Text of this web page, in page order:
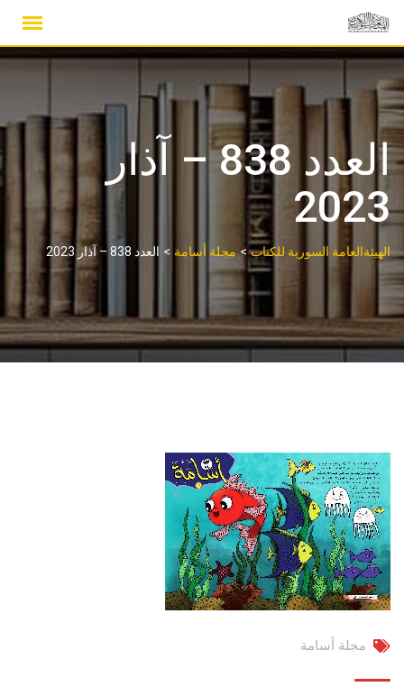
content
العدد 838 – آذار
2023
الهيئةالعامة السورية للكتاب>مجلة أسامة > العدد 838 – آذار 2023
مجلة أسامة